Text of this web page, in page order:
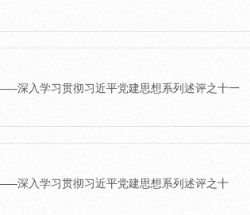
深入学习贯彻习近平党建思想系列述评之十一
深入学习贯彻习近平党建思想系列述评之十